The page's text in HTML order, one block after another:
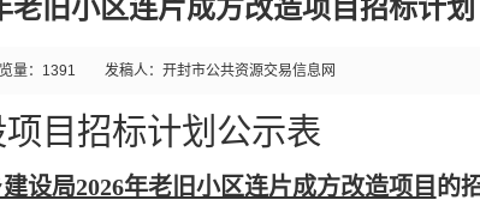
旧小区连片成方改造项目招标计划
量： 1391 发稿人：开封市公共资源交易信息网
目招标计划公示表
设局2026年老旧小区连片成方改造项目 的